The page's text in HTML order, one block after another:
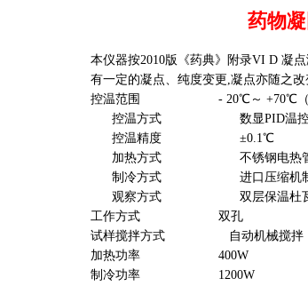
药物
本仪器按2010版《药典》附录VI D 凝
有一定的凝点、纯度变更,凝点亦随之
控温范围 - 20℃～ +70℃（室
控温方式 数显PID温控
控温精度 ±0.1℃
加热方式 不锈钢电热管
制冷方式 进口压缩机
观察方式 双层保温杜瓦瓶
工作方式 双孔
试样搅拌方式 自动机械搅
加热功率 400W
制冷功率 1200W